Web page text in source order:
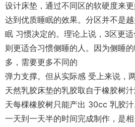
设计床垫，通过不同区的软硬度来
达到优质睡眠的效果。分区并不是
眠 习惯决定的。理论上说，3区更
则更适合习惯侧睡的人。因为侧睡
多，需要更多不同的
弹力支撑。但从实际感 受上来说，
天然乳胶床垫的乳胶取自于橡胶树
天每棵橡胶树只能产出 30cc 乳胶
一天到一天半的时间完成制作，是